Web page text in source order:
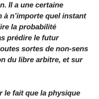
Il a une certaine
n’importe quel instant
la probabilité
prédire le futur
sortes de non-sens
du libre arbitre, et sur
le fait que la physique